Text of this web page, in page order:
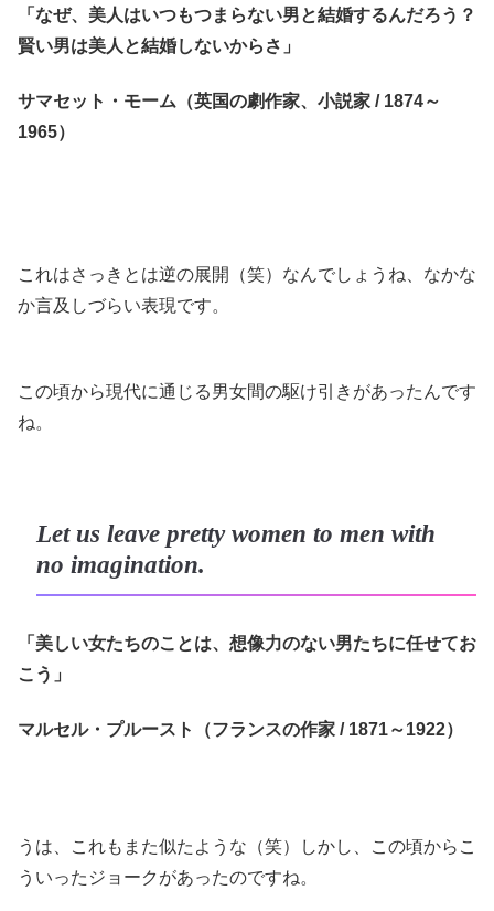
「なぜ、美人はいつもつまらない男と結婚するんだろう？
賢い男は美人と結婚しないからさ」
サマセット・モーム（英国の劇作家、小説家 / 1874～
1965）
これはさっきとは逆の展開（笑）なんでしょうね、なかな
か言及しづらい表現です。
この頃から現代に通じる男女間の駆け引きがあったんです
ね。
Let us leave pretty women to men with
no imagination.
「美しい女たちのことは、想像力のない男たちに任せてお
こう」
マルセル・プルースト（フランスの作家 / 1871～1922）
うは、これもまた似たような（笑）しかし、この頃からこ
ういったジョークがあったのですね。